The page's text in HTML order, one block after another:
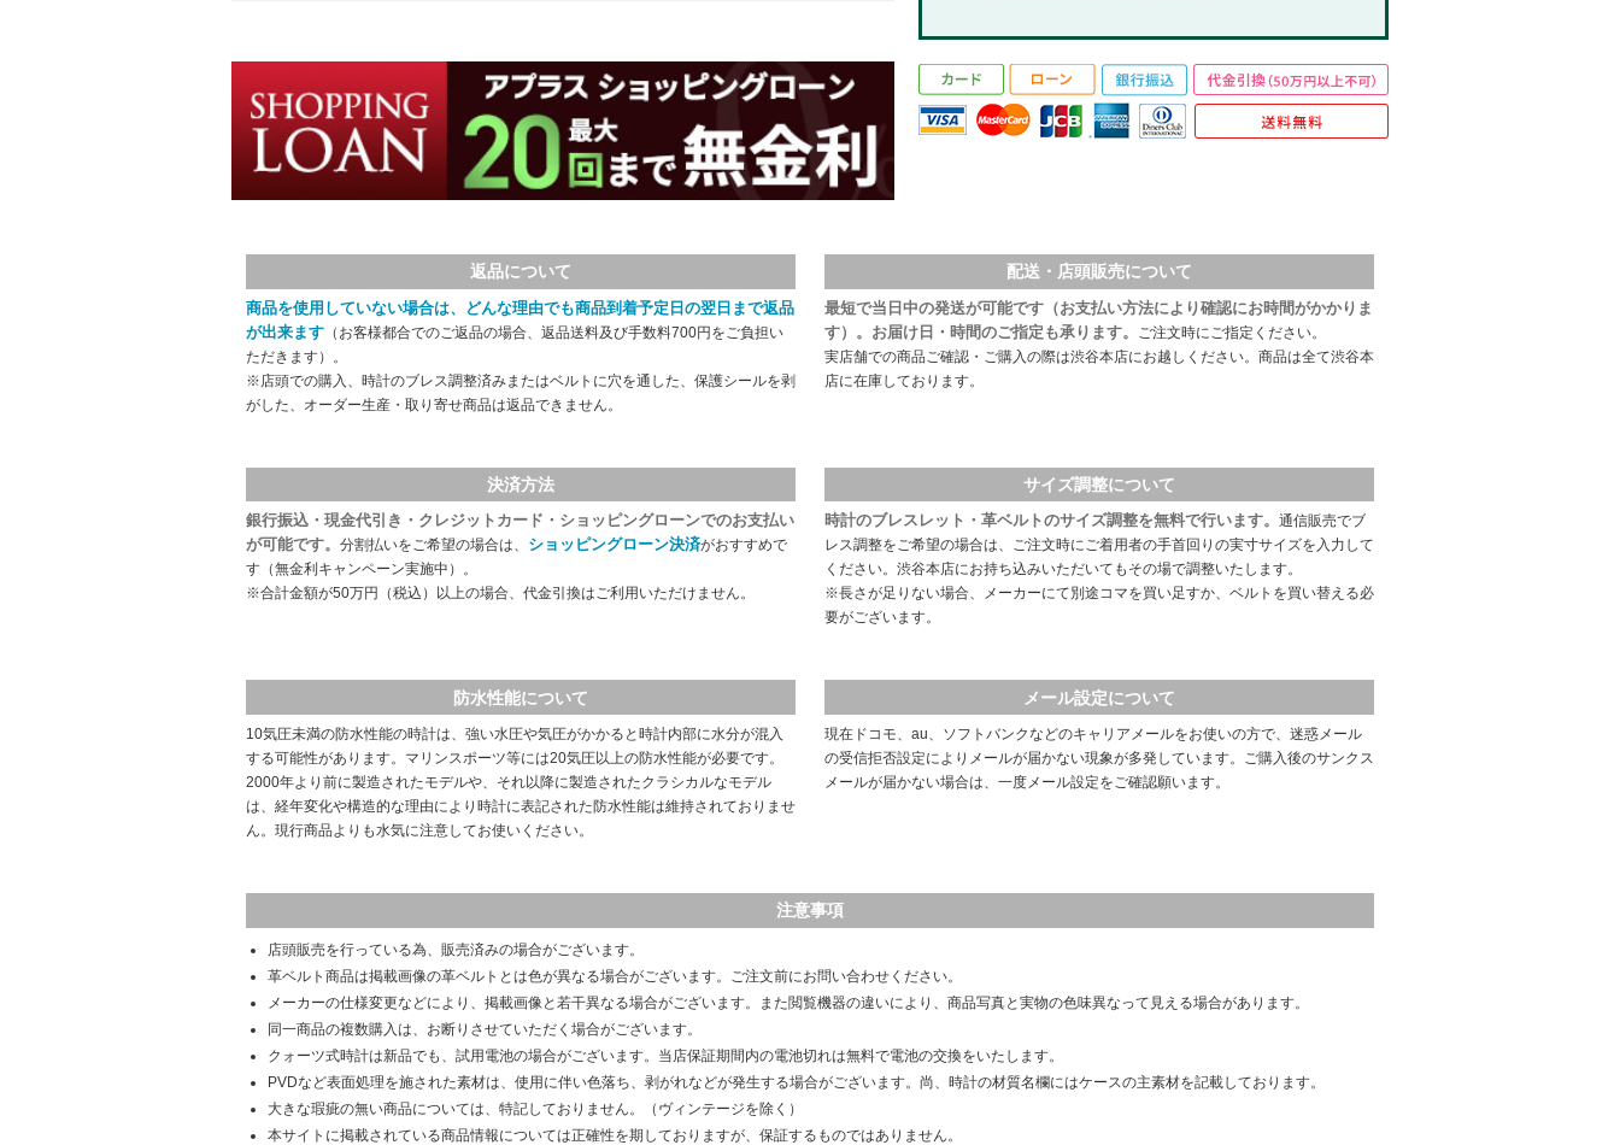
返品について
商品を使用していない場合は、どんな理由でも商品到着予定日の翌日まで返品
が出来ます （お客様都合でのご返品の場合、返品送料及び手数料700円をご負担い
ただきます）。
※店頭での購入、時計のブレス調整済みまたはベルトに穴を通した、保護シールを剥
がした、オーダー生産・取り寄せ商品は返品できません。
配送・店頭販売について
最短で当日中の発送が可能です（お支払い方法により確認にお時間がかかりま
す）。お届け日・時間のご指定も承ります。
ご注文時にご指定ください。
実店舗での商品ご確認・ご購入の際は渋谷本店にお越しください。商品は全て渋谷本
店に在庫しております。
決済方法
銀行振込・現金代引き・クレジットカード・ショッピングローンでのお支払い
が可能です。 分割払いをご希望の場合は、 ショッピングローン決済がおすすめで
す（無金利キャンペーン実施中）。
※合計金額が50万円（税込）以上の場合、代金引換はご利用いただけません。
サイズ調整について
時計のブレスレット・革ベルトのサイズ調整を無料で行います。 通信販売でブ
レス調整をご希望の場合は、ご注文時にご着用者の手首回りの実寸サイズを入力して
ください。渋谷本店にお持ち込みいただいてもその場で調整いたします。
※長さが足りない場合、メーカーにて別途コマを買い足すか、ベルトを買い替える必
要がございます。
防水性能について
10気圧未満の防水性能の時計は、強い水圧や気圧がかかると時計内部に水分が混入
する可能性があります。マリンスポーツ等には20気圧以上の防水性能が必要です。
2000年より前に製造されたモデルや、それ以降に製造されたクラシカルなモデル
は、経年変化や構造的な理由により時計に表記された防水性能は維持されておりませ
ん。現行商品よりも水気に注意してお使いください。
メール設定について
現在ドコモ、au、ソフトバンクなどのキャリアメールをお使いの方で、迷惑メール
の受信拒否設定によりメールが届かない現象が多発しています。ご購入後のサンクス
メールが届かない場合は、一度メール設定をご確認願います。
注意事項
店頭販売を行っている為、販売済みの場合がございます。
革ベルト商品は掲載画像の革ベルトとは色が異なる場合がございます。ご注文前にお問い合わせください。
メーカーの仕様変更などにより、掲載画像と若干異なる場合がございます。また閲覧機器の違いにより、商品写真と実物の色味異なって見える場合があります。
同一商品の複数購入は、お断りさせていただく場合がございます。
クォーツ式時計は新品でも、試用電池の場合がございます。当店保証期間内の電池切れは無料で電池の交換をいたします。
PVDなど表面処理を施された素材は、使用に伴い色落ち、剥がれなどが発生する場合がございます。尚、時計の材質名欄にはケースの主素材を記載しております。
大きな瑕疵の無い商品については、特記しておりません。（ヴィンテージを除く）
本サイトに掲載されている商品情報については正確性を期しておりますが、保証するものではありません。